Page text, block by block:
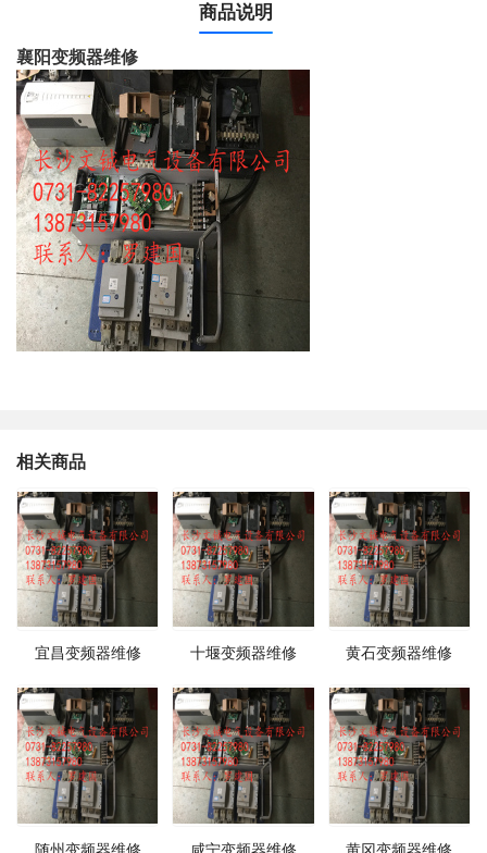
商品说明
襄阳变频器维修
相关商品
宜昌变频器维修 十堰变频器维修 黄石变频器维修